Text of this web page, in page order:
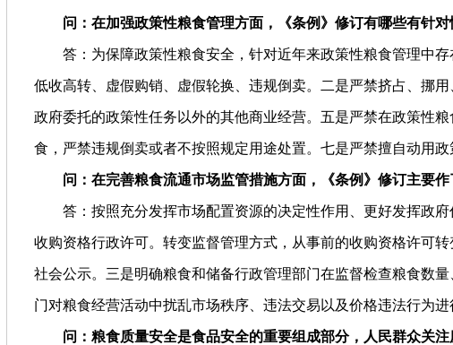
问：在加强政策性粮食管理方面，《条例》修订有哪些有针对
答：为保障政策性粮食安全，针对近年来政策性粮食管理中
低收高转、虚假购销、虚假轮换、违规倒卖。二是严禁挤占、挪
政府委托的政策性任务以外的其他商业经营。五是严禁在政策性
食，严禁违规倒卖或者不按照规定用途处置。七是严禁擅自动用
问：在完善粮食流通市场监管措施方面，《条例》修订主要作
答：按照充分发挥市场配置资源的决定性作用、更好发挥政
收购资格行政许可。转变监督管理方式，从事前的收购资格许可
社会公示。三是明确粮食和储备行政管理部门在监督检查粮食数
门对粮食经营活动中扰乱市场秩序、违法交易以及价格违法行为进
问：粮食质量安全是食品安全的重要组成部分，人民群众关